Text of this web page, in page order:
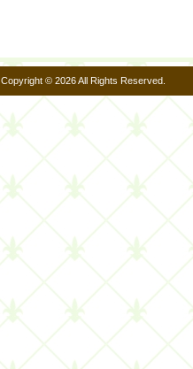
Copyright © 2026 All Rights Reserved.